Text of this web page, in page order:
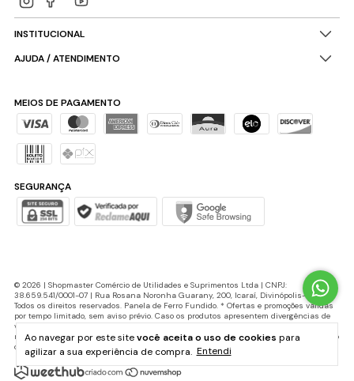
Ao navegar por este sitevocê aceita o uso de cookies para
agilizar a sua experiência de compra. Entendi
INSTITUCIONAL
AJUDA / ATENDIMENTO
MEIOS DE PAGAMENTO
SEGURANÇA
© 2026 | Shopmaster Comércio de Utilidades e Suprimentos Ltda | CNPJ:
38.659.541/0001-07 | Rua Rosana Noronha Guarany, 200, Icaraí, Divinópolis-MG |
Todos os direitos reservados. Panela de Ferro Fundido. * Ofertas e promoções válidas
por tempo limitado, sem aviso prévio. Caso os produtos apresentem divergências de
valores, o preço válido é o do carrinho de compras. Cupons de desconto possuem
número máximo de utilização e podem ser encerrados a qualquer momento, de acordo
com sua disponibilidade e sem aviso prévio.